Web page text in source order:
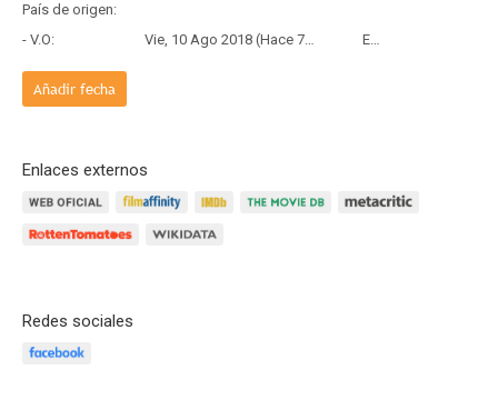
País de origen:
- V.O:
Vie, 10 Ago 2018 (Hace 7 años y 11 meses) Estreno
Añadir fecha
Enlaces externos
Redes sociales